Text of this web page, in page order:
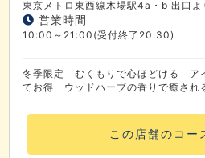
東京メトロ東西線木場駅4a・b 出口
営業時間
10:00～21:00(受付終了20:30)
冬季限定 むくもりで心ほどける ア
てお得 ウッドハーブの香りで癒され
この店舗のコー